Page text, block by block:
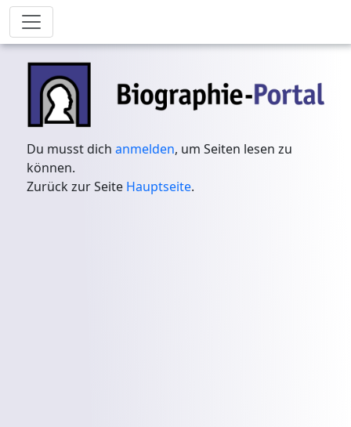
Du musst dichanmelden, um Seiten lesen zu
können.
Zurück zur Seite Hauptseite.